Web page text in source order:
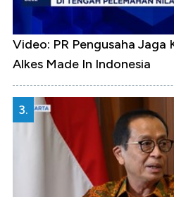
Video: PR Pengusaha Jaga
Alkes Made In Indonesia
3.